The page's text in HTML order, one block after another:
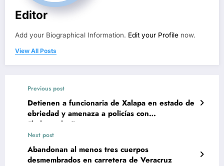
Editor
Add your Biographical Information. Edit your Profile now.
View All Posts
Previous post
Detienen a funcionaria de Xalapa en estado de
ebriedad y amenaza a policías con
“balacearlos”
Next post
Abandonan al menos tres cuerpos
desmembrados en carretera de Veracruz